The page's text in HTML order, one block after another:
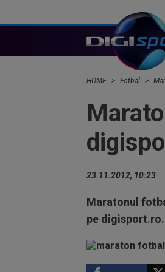
HOME Fotbal
23.11.2012, 10:23
Maratonul
pe digisport.ro.